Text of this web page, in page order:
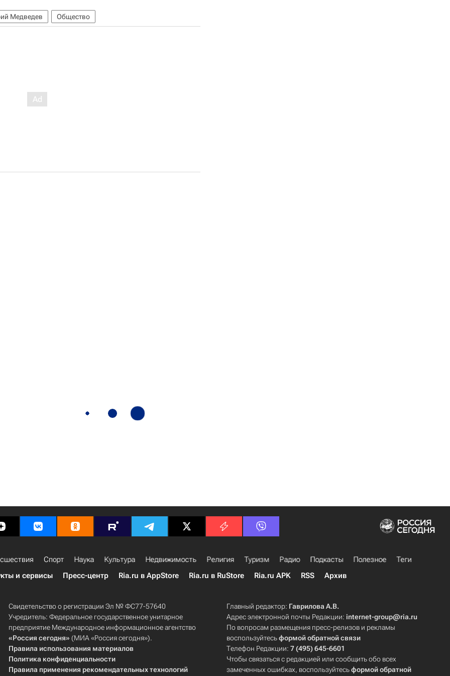
Медведев Общество
Спорт Наука Культура Недвижимость Религия Туризм Радио Подкасты Полезное
Теги
и сервисы Пресс-центр Ria.ru в AppStore Ria.ru в RuStore Ria.ru APK RSS Архив
Свидетельство о регистрации Эл № ФС77-57640
Учредитель: Федеральное государственное унитарное
предприятие Международное информационное агентство
«Россия сегодня» (МИА «Россия сегодня»).
Правила использования материалов
Политика конфиденциальности
Правила применения рекомендательных технологий
Главный редактор: Гаврилова А.В.
Адрес электронной почты Редакции:internet-group@ria.ru
По вопросам размещения пресс-релизов и рекламы
воспользуйтесьформой обратной связи
Телефон Редакции:7 (495) 645-6601
Чтобы связаться с редакцией или сообщить обо всех
замеченных ошибках, воспользуйтесьформой обратной